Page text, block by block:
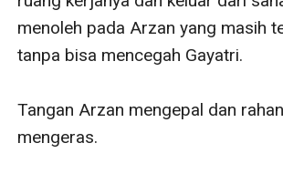
menoleh pada Arzan yang masih
tanpa bisa mencegah Gayatri.
Tangan Arzan mengepal dan
mengeras.